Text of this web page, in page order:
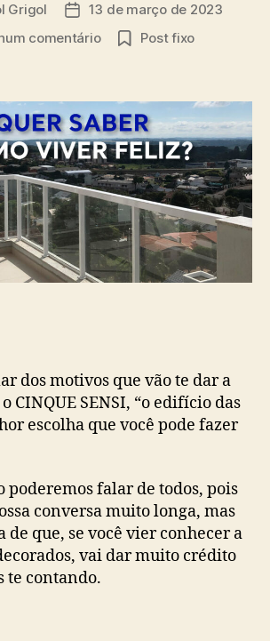
Grigol
13 de março de 2023
comentário
Post fixo
dos motivos que vão te dar a
CINQUE SENSI, “o edifício das
escolha que você pode fazer
poderemos falar de todos, pois
conversa muito longa, mas
de que, se você vier conhecer a
vai dar muito crédito
te contando.